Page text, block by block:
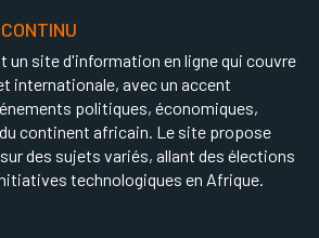
un site d'information en ligne qui couvre
internationale, avec un accent
politiques, économiques,
continent africain. Le site propose
des sujets variés, allant des élections
technologiques en Afrique.